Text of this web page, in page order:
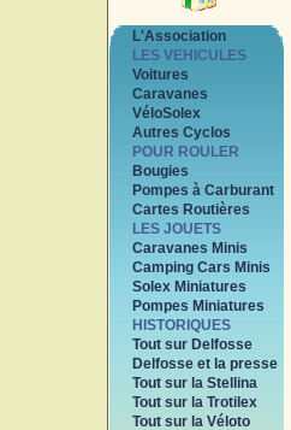
L'Association
LES VEHICULES
Voitures
Caravanes
VéloSolex
Autres Cyclos
POUR ROULER
Bougies
Pompes à Carburant
Cartes Routières
LES JOUETS
Caravanes Minis
Camping Cars Minis
Solex Miniatures
Pompes Miniatures
HISTORIQUES
Tout sur Delfosse
Delfosse et la presse
Tout sur la Stellina
Tout sur la Trotilex
Tout sur la Véloto